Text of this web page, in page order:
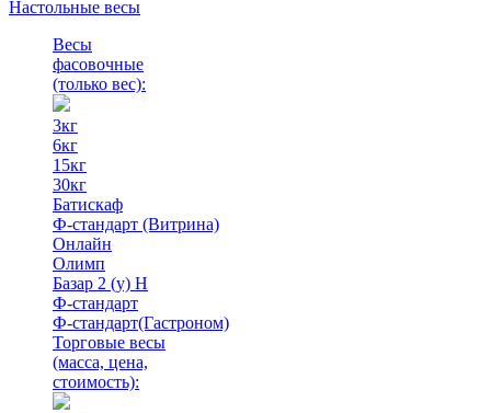
Настольные весы
Весы
фасовочные
(только вес):
3кг
6кг
15кг
30кг
Батискаф
Ф-стандарт (Витрина)
Онлайн
Олимп
Базар 2 (у) Н
Ф-стандарт
Ф-стандарт(Гастроном)
Торговые весы
(масса, цена,
стоимость):